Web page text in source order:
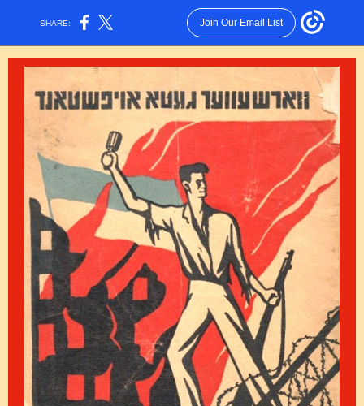
SHARE: Join Our Email List